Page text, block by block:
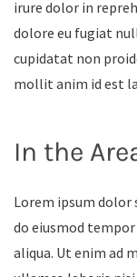
irure dolor in
dolore eu fugiat
cupidatat non
mollit anim id est
In the
Lorem ipsum
do eiusmod
aliqua. Ut enim ad